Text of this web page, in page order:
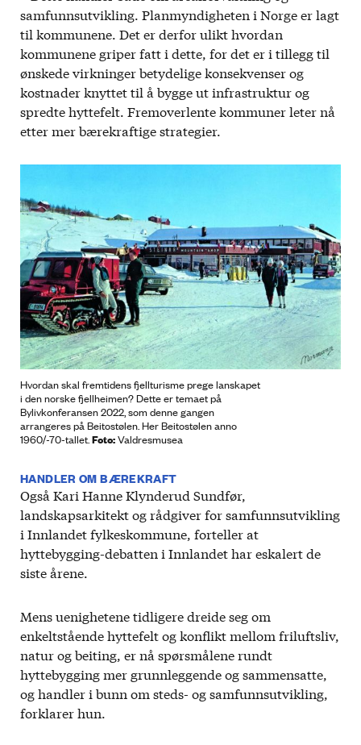
samfunnsutvikling. Planmyndigheten i Norge er lagt
til kommunene. Det er derfor ulikt hvordan
kommunene griper fatt i dette, for det er i tillegg til
ønskede virkninger betydelige konsekvenser og
kostnader knyttet til å bygge ut infrastruktur og
spredte hyttefelt. Fremoverlente kommuner leter nå
etter mer bærekraftige strategier.
Hvordan skal fremtidens fjellturisme prege lanskapet
i den norske fjellheimen? Dette er temaet på
Bylivkonferansen 2022, som denne gangen
arrangeres på Beitostølen. Her Beitostølen anno
1960/-70-tallet. Foto:Valdresmusea
HANDLER OM BÆREKRAFT
Også Kari Hanne Klynderud Sundfør,
landskapsarkitekt og rådgiver for samfunnsutvikling
i Innlandet fylkeskommune, forteller at
hyttebygging-debatten i Innlandet har eskalert de
siste årene.
Mens uenighetene tidligere dreide seg om
enkeltstående hyttefelt og konflikt mellom friluftsliv,
natur og beiting, er nå spørsmålene rundt
hyttebygging mer grunnleggende og sammensatte,
og handler i bunn om steds- og samfunnsutvikling,
forklarer hun.